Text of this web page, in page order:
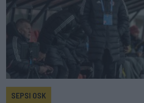
SEPSI OSK